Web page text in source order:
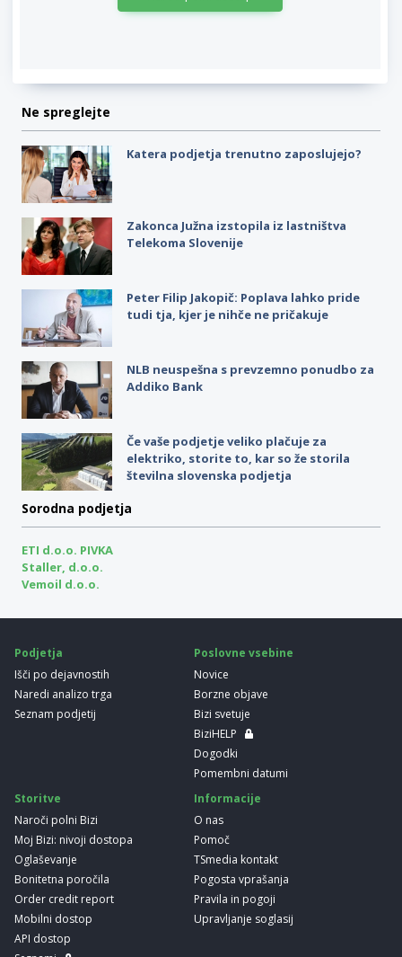
Ne spreglejte
Katera podjetja trenutno zaposlujejo?
Zakonca Južna izstopila iz lastništva
Telekoma Slovenije
Peter Filip Jakopič: Poplava lahko pride
tudi tja, kjer je nihče ne pričakuje
NLB neuspešna s prevzemno ponudbo za
Addiko Bank
Če vaše podjetje veliko plačuje za
elektriko, storite to, kar so že storila
številna slovenska podjetja
Sorodna podjetja
ETI d.o.o. PIVKA
Staller, d.o.o.
Vemoil d.o.o.
Podjetja
Išči po dejavnostih
Naredi analizo trga
Seznam podjetij
Poslovne vsebine
Novice
Borzne objave
Bizi svetuje
BiziHELP
Dogodki
Pomembni datumi
Storitve
Naroči polni Bizi
Moj Bizi: nivoji dostopa
Oglaševanje
Bonitetna poročila
Order credit report
Mobilni dostop
API dostop
Informacije
O nas
Pomoč
TSmedia kontakt
Pogosta vprašanja
Pravila in pogoji
Upravljanje soglasij